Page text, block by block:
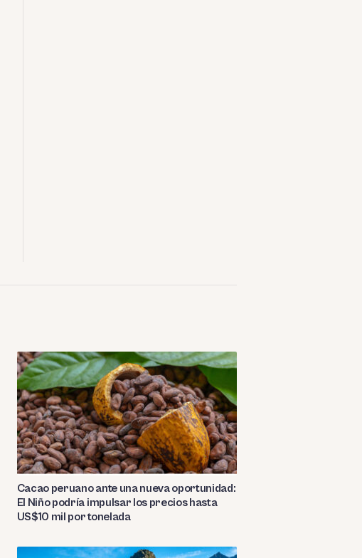
Cacao peruano ante una nueva oportunidad:
El Niño podría impulsar los precios hasta
US$10 mil por tonelada